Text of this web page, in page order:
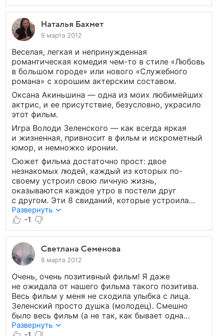
Наталья Бахмет
9 марта 2012
Веселая, легкая и непринужденная
романтическая комедия чем-то в стиле «Любовь
в большом городе» или нового «Служебного
романа» с хорошим актерским составом.
Оксана Акиньшина — одна из моих любимейших
актрис, и ее присутствие, безусловно, украсило
этот фильм.
Игра Володи Зеленского — как всегда яркая
и жизненная, привносит в фильм и искрометный
юмор, и немножко иронии.
Сюжет фильма достаточно прост: двое
незнакомых людей, каждый из которых по-
своему устроил свою личную жизнь,
оказываются каждое утро в постели друг
с другом. Эти 8 свиданий, которые устроила
им судьба, предлагают героям задуматься,
правильный ли выбор они сделали, решив
связать свою судьбу с другими людьми, или же
на свете где-то еще ходит идеальная половинка?
В результате долгих выяснений отношений, Веру
и Никиту ждет традиционный для таких
фильмов трогательный до слез хэппи-энд,
а зрителей — хорошее настроение. В общем,
«8 первых свиданий» — доброе и романтичное
кино, отлично подходящее для просмотра
на выходные.
Развернуть
-1
Светлана Семенова
8 марта 2012
Очень, очень позитивный фильм! Я даже
не ожидала от нашего фильма такого позитива.
Весь фильм у меня не сходила улыбка с лица.
Зеленский просто душка (молодец). Смешно
было весь фильм (а не так, как бывает одна
смешная шутка на весь фильм). Смотрите
Развернуть